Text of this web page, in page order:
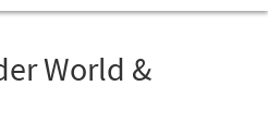
World &